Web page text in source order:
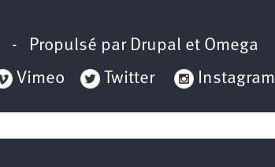
- Propulsé par Drupal et Omega
Vimeo Twitter Instagram